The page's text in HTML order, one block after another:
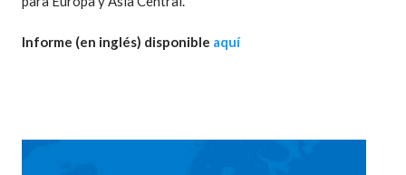
Informe (en inglés) disponible aquí